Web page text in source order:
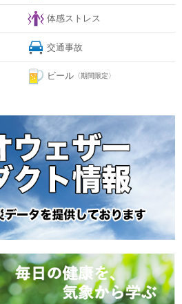
体感ストレス
交通事故
ビール 〈期間限定〉